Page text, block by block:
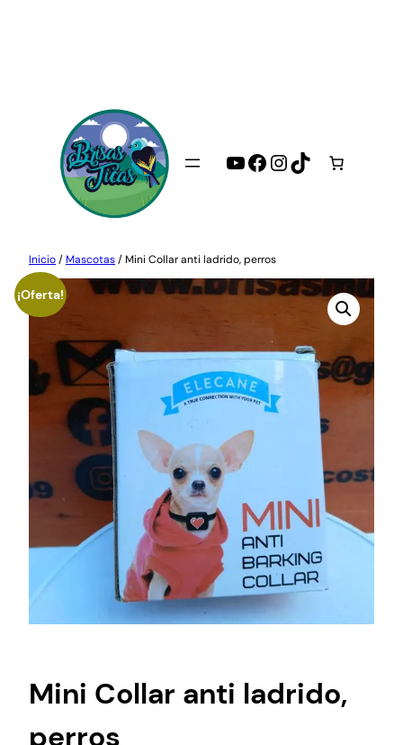
contenido
YouTube
Facebook
Instagram
TikTok
Inicio/Mascotas/ Mini Collar anti ladrido, perros
¡Oferta!
Mini Collar anti ladrido,
perros